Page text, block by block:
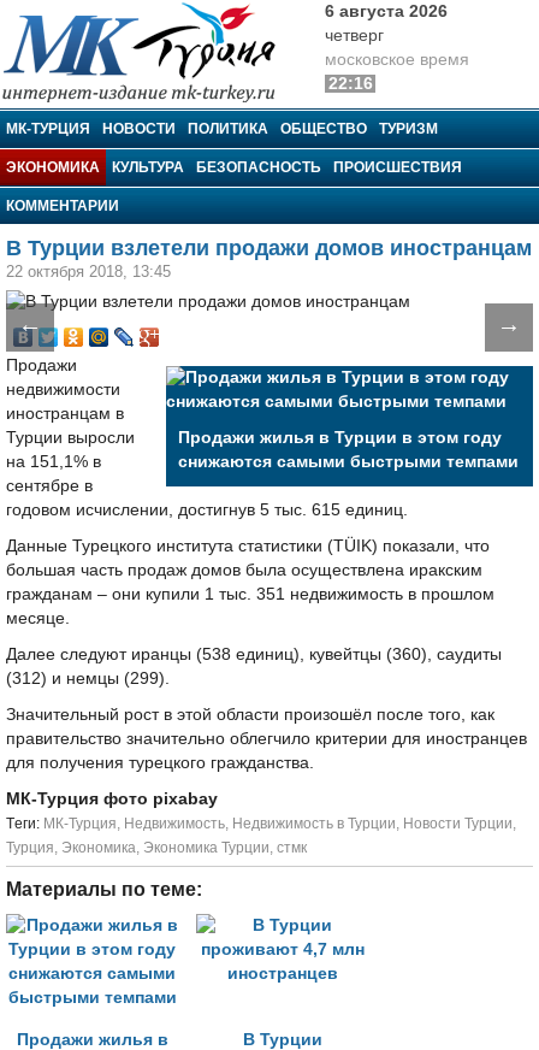
МК-Турция
6 августа 2026
четверг
московское время
22:16
МК-ТУРЦИЯ НОВОСТИ ПОЛИТИКА ОБЩЕСТВО ТУРИЗМ
ЭКОНОМИКА КУЛЬТУРА БЕЗОПАСНОСТЬ ПРОИСШЕСТВИЯ
КОММЕНТАРИИ
В Турции взлетели продажи домов иностранцам
22 октября 2018, 13:45
← →
Продажи жилья в Турции в этом году
снижаются самыми быстрыми темпами
Продажи
недвижимости
иностранцам в
Турции выросли
на 151,1% в
сентябре в
годовом исчислении, достигнув 5 тыс. 615 единиц.
Данные Турецкого института статистики (TÜIK) показали, что
большая часть продаж домов была осуществлена иракским
гражданам – они купили 1 тыс. 351 недвижимость в прошлом
месяце.
Далее следуют иранцы (538 единиц), кувейтцы (360), саудиты
(312) и немцы (299).
Значительный рост в этой области произошёл после того, как
правительство значительно облегчило критерии для иностранцев
для получения турецкого гражданства.
МК-Турция фото pixabay
Tеги: МК-Турция, Недвижимость, Недвижимость в Турции, Новости Турции,
Турция, Экономика, Экономика Турции, стмк
Материалы по теме:
Продажи жилья в
В Турции